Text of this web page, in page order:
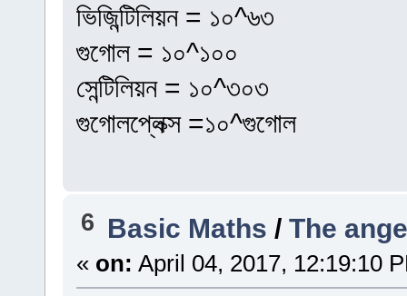
ভিজিন্টিলিয়ন = ১০^৬৩
গুগোল = ১০^১০০
সেন্টিলিয়ন = ১০^৩০৩
গুগোলপ্লেক্স =১০^গুগোল
6 Basic Maths /The
« on: April 04, 2017, 12:19:10